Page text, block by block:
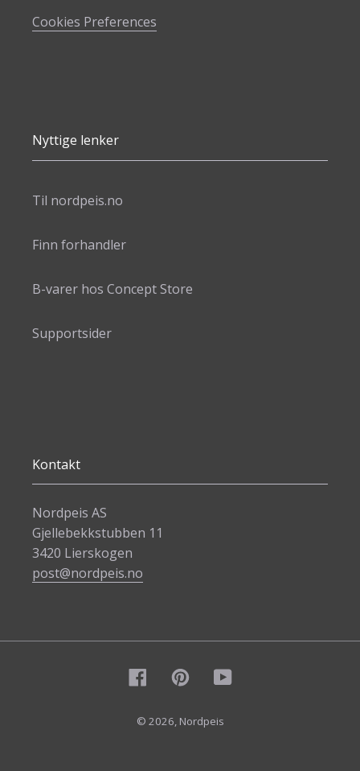
Cookies Preferences
Nyttige lenker
Til nordpeis.no
Finn forhandler
B-varer hos Concept Store
Supportsider
Kontakt
Nordpeis AS
Gjellebekkstubben 11
3420 Lierskogen
post@nordpeis.no
FacebookPinterestYouTube
© 2026, Nordpeis